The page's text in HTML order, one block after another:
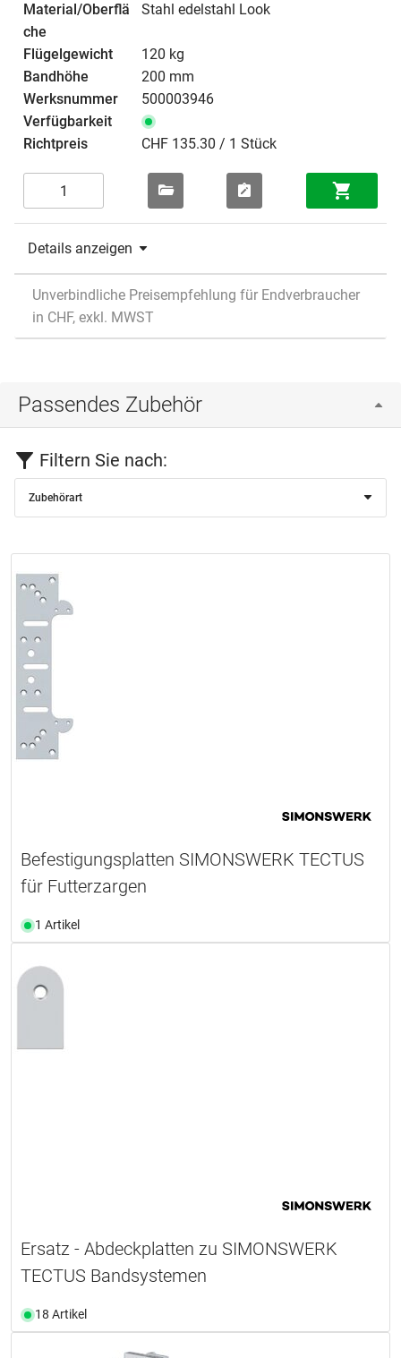
Stahl edelstahl Look
120 kg
200 mm
500003946
CHF 135.30 / 1 Stück
Details anzeigen
Unverbindliche Preisempfehlung für Endverbraucher
in CHF, exkl. MWST
Passendes Zubehör
Filtern Sie nach:
Zubehörart
Befestigungsplatten SIMONSWERK TECTUS
für Futterzargen
1 Artikel
Ersatz - Abdeckplatten zu SIMONSWERK
TECTUS Bandsystemen
18 Artikel